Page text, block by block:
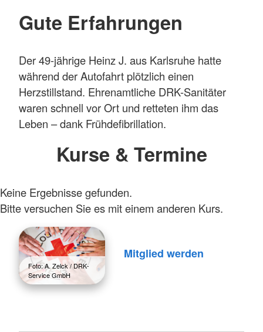
Gute Erfahrungen
Der 49-jährige Heinz J. aus Karlsruhe hatte
während der Autofahrt plötzlich einen
Herzstillstand. Ehrenamtliche DRK-Sanitäter
waren schnell vor Ort und retteten ihm das
Leben – dank Frühdefibrillation.
Kurse & Termine
Keine Ergebnisse gefunden.
Bitte versuchen Sie es mit einem anderen Kurs.
Foto: A. Zelck / DRK-
Service GmbH
Mitglied werden